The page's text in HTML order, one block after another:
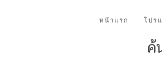
หน้าแรก โปร
ค้